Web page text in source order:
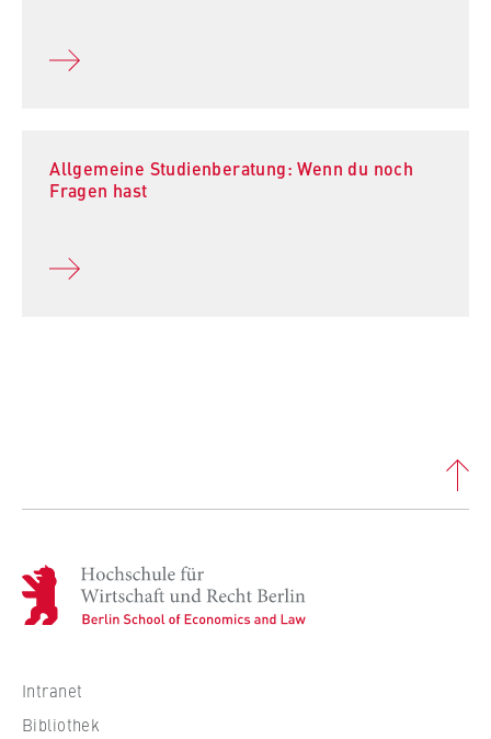
Allgemeine Studienberatung: Wenn du noch
Fragen hast
H
o
c
s
c
Intranet
Bibliothek